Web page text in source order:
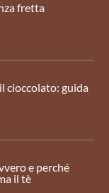
fretta
cioccolato: guida
e perché
il tè